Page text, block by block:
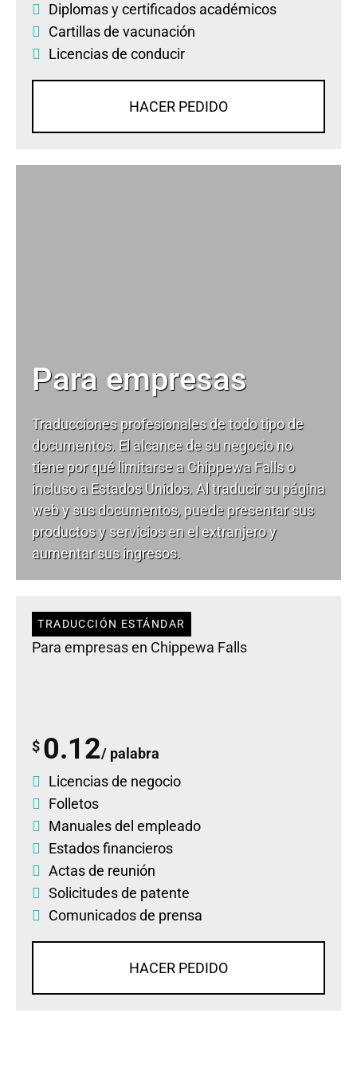
Diplomasycertificados académicos
Cartillas de vacunación
Licencias de conducir
HACER PEDIDO
Para empresas
Traducciones profesionales de todo tipo de
documentos. El alcance de su negocio no
tiene por qué limitarse a Chippewa Falls o
incluso a Estados Unidos. Al traducir su página
web y sus documentos, puede presentar sus
productos y servicios en el extranjero y
aumentar sus ingresos.
TRADUCCIÓN ESTÁNDAR
Para empresas en Chippewa Falls
$ 0.12/ palabra
Licencias de negocio
Folletos
Manuales del empleado
Estados financieros
Actas de reunión
Solicitudes de patente
Comunicados de prensa
HACER PEDIDO